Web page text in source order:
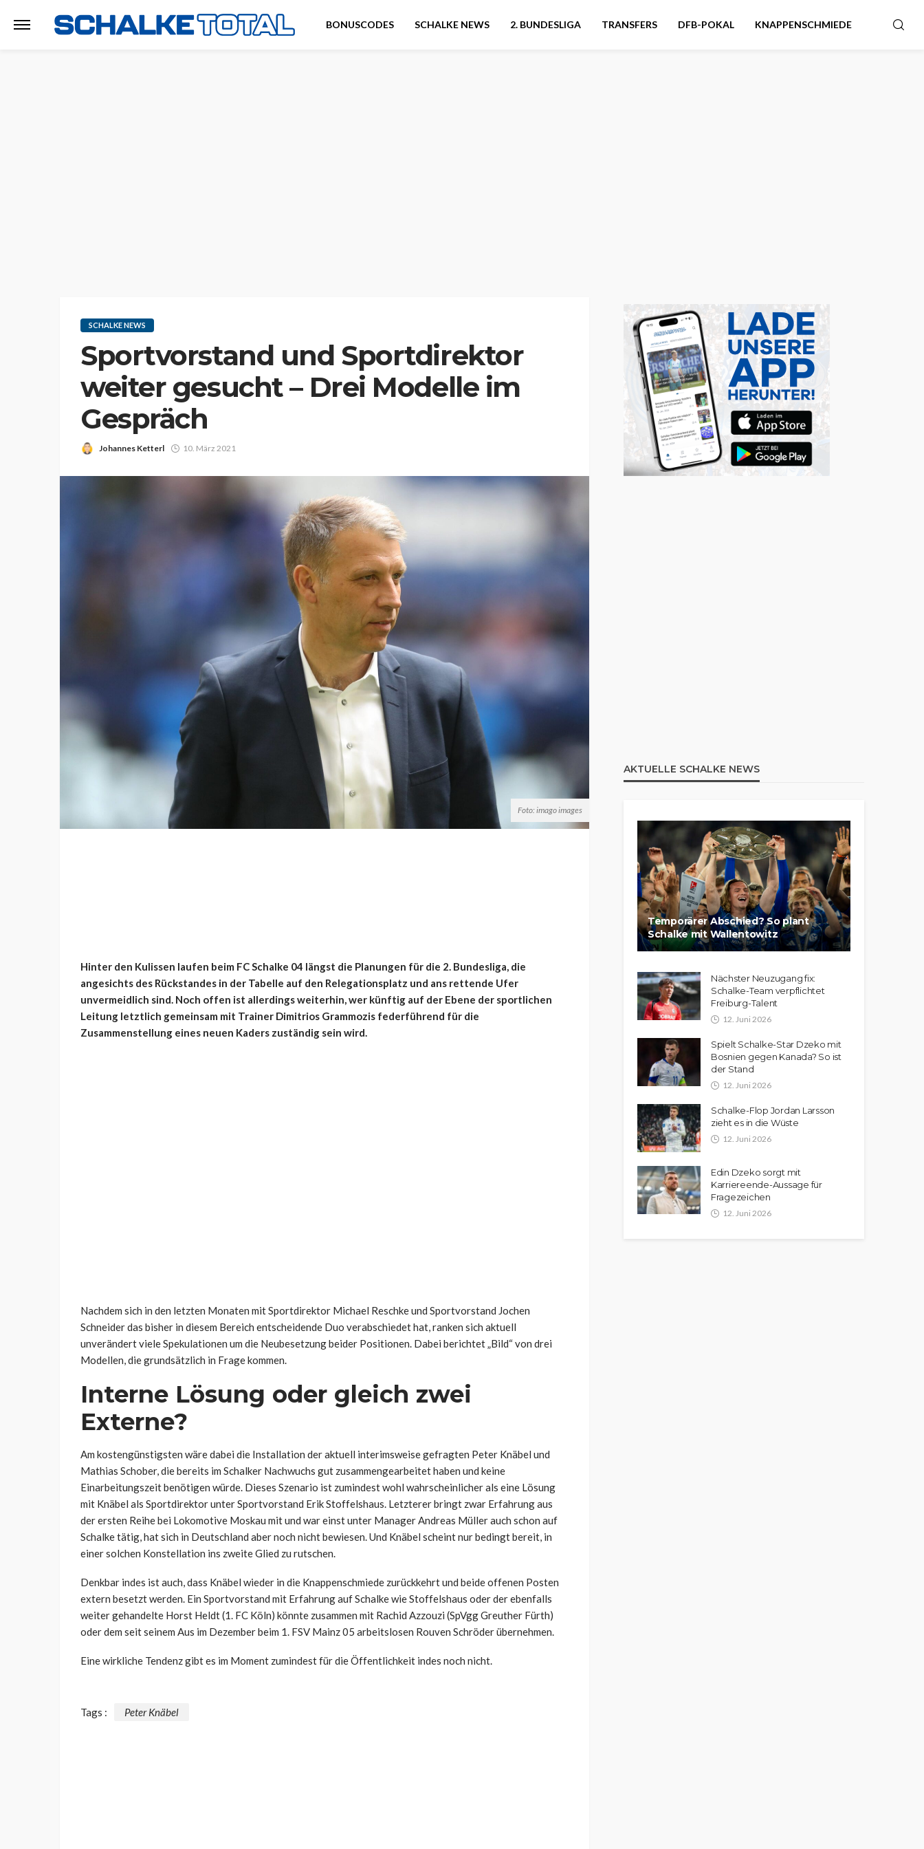
BONUSCODES SCHALKE NEWS 2. BUNDESLIGA TRANSFERS DFB-POKAL KNAPPENSCHMIEDE
SCHALKE NEWS
Sportvorstand und Sportdirektor
weiter gesucht – Drei Modelle im
Gespräch
Johannes Ketterl 10. März 2021
Foto: imago images
Hinter den Kulissen laufen beim FC Schalke 04 längst die Planungen für die 2. Bundesliga, die
angesichts des Rückstandes in der Tabelle auf den Relegationsplatz und ans rettende Ufer
unvermeidlich sind. Noch offen ist allerdings weiterhin, wer künftig auf der Ebene der sportlichen
Leitung letztlich gemeinsam mit Trainer Dimitrios Grammozis federführend für die
Zusammenstellung eines neuen Kaders zuständig sein wird.
Nachdem sich in den letzten Monaten mit Sportdirektor Michael Reschke und Sportvorstand Jochen
Schneider das bisher in diesem Bereich entscheidende Duo verabschiedet hat, ranken sich aktuell
unverändert viele Spekulationen um die Neubesetzung beider Positionen. Dabei berichtet „Bild“ von drei
Modellen, die grundsätzlich in Frage kommen.
Interne Lösung oder gleich zwei
Externe?
Am kostengünstigsten wäre dabei die Installation der aktuell interimsweise gefragten Peter Knäbel und
Mathias Schober, die bereits im Schalker Nachwuchs gut zusammengearbeitet haben und keine
Einarbeitungszeit benötigen würde. Dieses Szenario ist zumindest wohl wahrscheinlicher als eine Lösung
mit Knäbel als Sportdirektor unter Sportvorstand Erik Stoffelshaus. Letzterer bringt zwar Erfahrung aus
der ersten Reihe bei Lokomotive Moskau mit und war einst unter Manager Andreas Müller auch schon auf
Schalke tätig, hat sich in Deutschland aber noch nicht bewiesen. Und Knäbel scheint nur bedingt bereit, in
einer solchen Konstellation ins zweite Glied zu rutschen.
Denkbar indes ist auch, dass Knäbel wieder in die Knappenschmiede zurückkehrt und beide offenen Posten
extern besetzt werden. Ein Sportvorstand mit Erfahrung auf Schalke wie Stoffelshaus oder der ebenfalls
weiter gehandelte Horst Heldt (1. FC Köln) könnte zusammen mit Rachid Azzouzi (SpVgg Greuther Fürth)
oder dem seit seinem Aus im Dezember beim 1. FSV Mainz 05 arbeitslosen Rouven Schröder übernehmen.
Eine wirkliche Tendenz gibt es im Moment zumindest für die Öffentlichkeit indes noch nicht.
Tags : Peter Knäbel
AKTUELLE SCHALKE NEWS
Temporärer Abschied? So plant
Schalke mit Wallentowitz
Nächster Neuzugang fix:
Schalke-Team verpflichtet
Freiburg-Talent
12. Juni 2026
Spielt Schalke-Star Dzeko mit
Bosnien gegen Kanada? So ist
der Stand
12. Juni 2026
Schalke-Flop Jordan Larsson
zieht es in die Wüste
12. Juni 2026
Edin Dzeko sorgt mit
Karriereende-Aussage für
Fragezeichen
12. Juni 2026